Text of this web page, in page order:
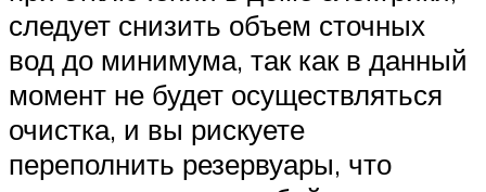
следует снизить объем сточных
вод до минимума, так как в данный
момент не будет осуществляться
очистка, и вы рискуете
переполнить резервуары, что